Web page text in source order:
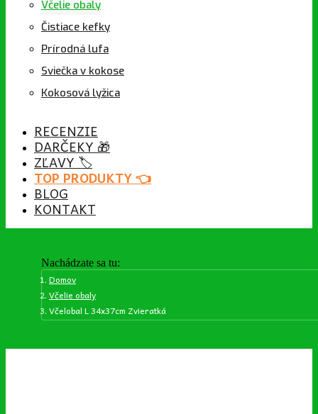
Včelie obaly
Čistiace kefky
Prírodná lufa
Sviečka v kokose
Kokosová lyžica
RECENZIE
DARČEKY 🎁
ZĽAVY 🏷️
TOP PRODUKTY 👈
BLOG
KONTAKT
Nachádzate sa tu:
Domov
Včelie obaly
Včelobal L 34x37cm Zvieratká